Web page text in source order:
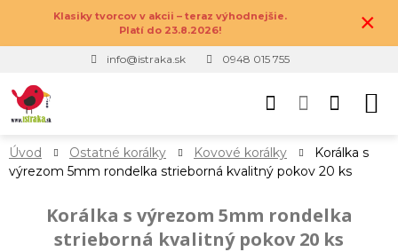
Klasiky tvorcov v akcii – teraz výhodnejšie.
Platí do 23.8.2026!
×
info@istraka.sk 0948 015 755
Úvod Ostatné korálky Kovové korálky
Korálka s
výrezom 5mm rondelka strieborná kvalitný pokov 20 ks
Korálka s výrezom 5mm rondelka
strieborná kvalitný pokov 20 ks